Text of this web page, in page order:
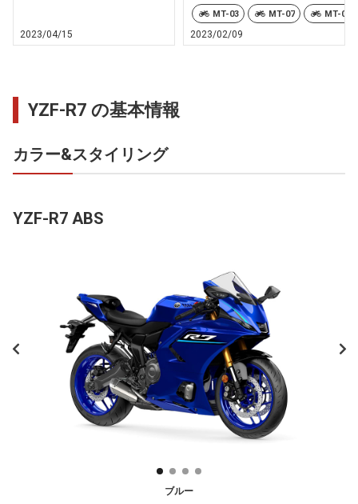
2023/04/15
MT-03 MT-07 MT-09
2023/02/09
YZF-R7 の基本情報
カラー&スタイリング
YZF-R7 ABS
ブルー